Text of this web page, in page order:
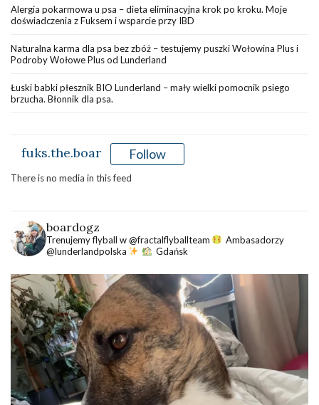
Alergia pokarmowa u psa – dieta eliminacyjna krok po kroku. Moje
doświadczenia z Fuksem i wsparcie przy IBD
Naturalna karma dla psa bez zbóż – testujemy puszki Wołowina Plus i
Podroby Wołowe Plus od Lunderland
Łuski babki płesznik BIO Lunderland – mały wielki pomocnik psiego
brzucha. Błonnik dla psa.
fuks.the.boar Follow
There is no media in this feed
boardogz
Trenujemy flyball w @fractalflyballteam
Ambasadorzy
@lunderlandpolska
Gdańsk